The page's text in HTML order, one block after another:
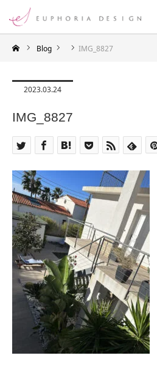
Blog IMG_8827
2023.03.24
IMG_8827